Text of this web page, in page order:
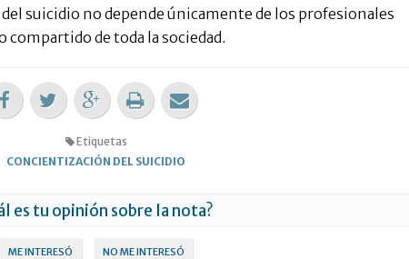
suicidio no depende únicamente de los profesionales
compartido de toda la sociedad.
Etiquetas
CONCIENTIZACIÓN DEL SUICIDIO
es tu opinión sobre la nota?
ME INTERESÓ NO ME INTERESÓ